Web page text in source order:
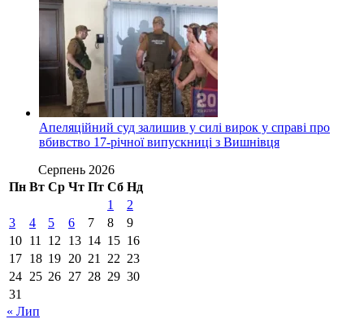
Апеляційний суд залишив у силі вирок у справі про
вбивство 17-річної випускниці з Вишнівця
Серпень 2026
Пн Вт Ср Чт Пт Сб Нд
1
2
3
4 5 6 7 8
9
10 11 12 13 14 15 16
17 18 19 20 21 22 23
24 25 26 27 28 29 30
31
« Лип